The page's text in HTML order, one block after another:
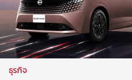
ธุรกิจ